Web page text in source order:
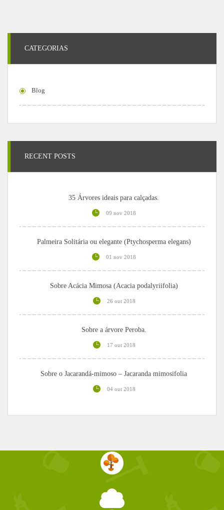
CATEGORIAS
Blog
RECENT POSTS
35 Árvores ideais para calçadas.
09 nov 2018
Palmeira Solitária ou elegante (Ptychosperma elegans)
01 nov 2018
Sobre Acácia Mimosa (Acacia podalyriifolia)
26 out 2018
Sobre a árvore Peroba.
17 out 2018
Sobre o Jacarandá-mimoso – Jacaranda mimosifolia
04 out 2018